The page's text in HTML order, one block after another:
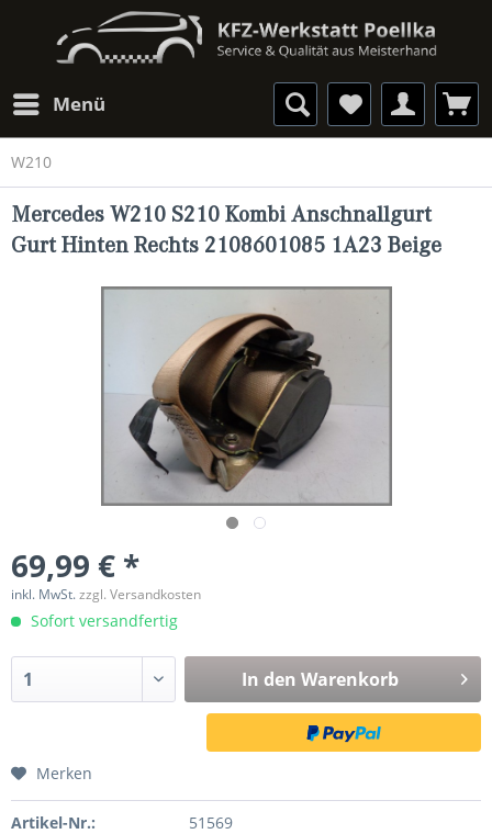
Menü
W210
Mercedes W210 S210 Kombi Anschnallgurt
Gurt Hinten Rechts 2108601085 1A23 Beige
69,99 € *
inkl. MwSt.zzgl. Versandkosten
Sofort versandfertig
In den Warenkorb
Merken
Artikel-Nr.:
51569